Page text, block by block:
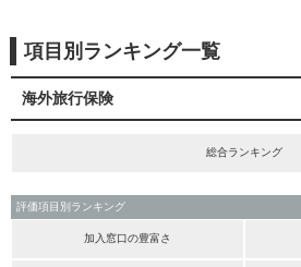
項目別ランキング一覧
海外旅行保険
総合ランキング
評価項目別ランキング
加入窓口の豊富さ